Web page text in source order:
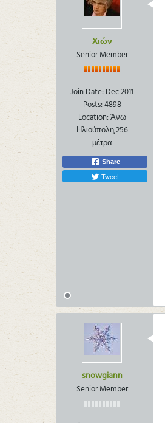
Χιών
Senior Member
Join Date: Dec 2011
Posts:4898
Location:Άνω
Ηλιούπολη,256
μέτρα
Share
Tweet
snowgiann
Senior Member